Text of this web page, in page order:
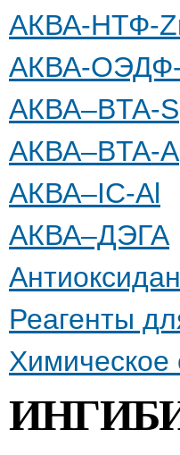
АКВА-НТФ-
АКВА-
АКВА–BTA-S
АКВА–BTA-А
АКВА–IC-Al
АКВА–ДЭГА
Реагенты
Химическое